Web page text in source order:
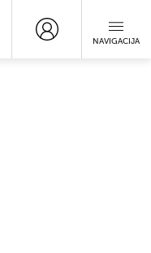
NAVIGACIJA